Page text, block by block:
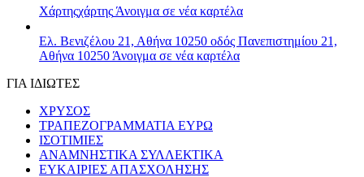
Χάρτηςχάρτης Άνοιγμα σε νέα καρτέλα
Ελ. Βενιζέλου 21, Αθήνα 10250 οδός Πανεπιστημίου 21,
Αθήνα 10250 Άνοιγμα σε νέα καρτέλα
ΓΙΑ ΙΔΙΩΤΕΣ
ΧΡΥΣΟΣ
ΤΡΑΠΕΖΟΓΡΑΜΜΑΤΙΑ ΕΥΡΩ
ΙΣΟΤΙΜΙΕΣ
ΑΝΑΜΝΗΣΤΙΚΑ ΣΥΛΛΕΚΤΙΚΑ
ΕΥΚΑΙΡΙΕΣ ΑΠΑΣΧΟΛΗΣΗΣ